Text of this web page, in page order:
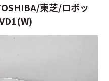
東芝/ロボッ